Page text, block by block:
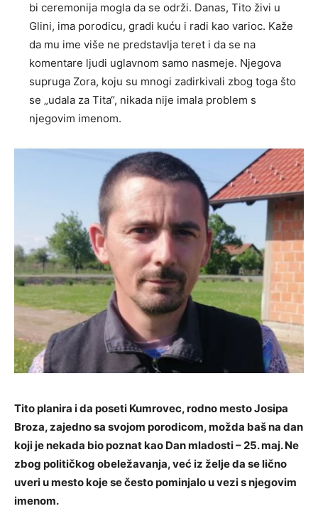
bi ceremonija mogla da se održi. Danas, Tito živi u
Glini, ima porodicu, gradi kuću i radi kao varioc. Kaže
da mu ime više ne predstavlja teret i da se na
komentare ljudi uglavnom samo nasmeje. Njegova
supruga Zora, koju su mnogi zadirkivali zbog toga što
se „udala za Tita“, nikada nije imala problem s
njegovim imenom.
Tito planira i da poseti Kumrovec, rodno mesto Josipa
Broza, zajedno sa svojom porodicom, možda baš na dan
koji je nekada bio poznat kao Dan mladosti – 25. maj. Ne
zbog političkog obeležavanja, već iz želje da se lično
uveri u mesto koje se često pominjalo u vezi s njegovim
imenom.